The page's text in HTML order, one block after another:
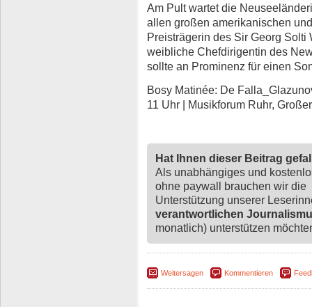
Am Pult wartet die
allen großen amerikanischen
Preisträgerin des Sir Georg
weibliche Chefdirigentin des
sollte an Prominenz für einen
Bosy Matinée: De
11 Uhr | Musikforum Ruhr,
Hat Ihnen dieser Beitrag
Als unabhängiges und
ohne paywall brauchen wir die
Unterstützung unserer
verantwortlichen
monatlich) unterstützen
Weitersagen Kommentieren